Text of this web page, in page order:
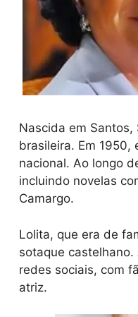
Nascida em
brasileira. Em
nacional. Ao longo
incluindo novelas
Camargo.
Lolita, que era de
sotaque
redes sociais, com
atriz.